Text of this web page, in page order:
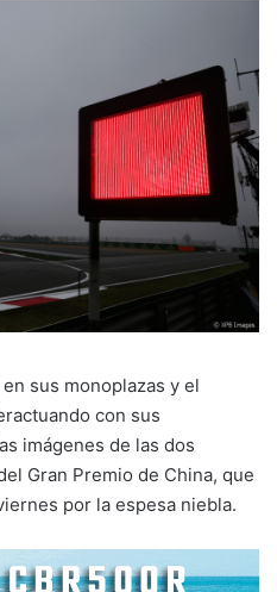
sus monoplazas y el
con sus
imágenes de las dos
Gran Premio de China, que
por la espesa niebla.